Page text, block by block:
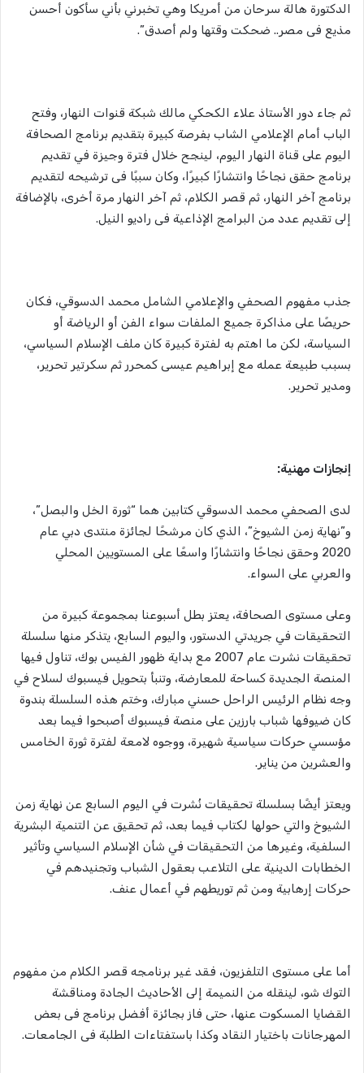
الدكتورة هالة سرحان من أمريكا وهي تخبرني بأني سأكون أحسن
مذيع فى مصر.. ضحكت وقتها ولم أصدق”.
ثم جاء دور الأستاذ علاء الكحكي مالك شبكة قنوات النهار، وفتح
الباب أمام الإعلامي الشاب بفرصة كبيرة بتقديم برنامج الصحافة
اليوم على قناة النهار اليوم، لينجح خلال فترة وجيزة في تقديم
برنامج حقق نجاحًا وانتشارًا كبيرًا، وكان سببًا فى ترشيحه لتقديم
برنامج آخر النهار، ثم قصر الكلام، ثم آخر النهار مرة أخرى، بالإضافة
إلى تقديم عدد من البرامج الإذاعية فى راديو النيل.
جذب مفهوم الصحفي والإعلامي الشامل محمد الدسوقي، فكان
حريصًا على مذاكرة جميع الملفات سواء الفن أو الرياضة أو
السياسة، لكن ما اهتم به لفترة كبيرة كان ملف الإسلام السياسي،
بسبب طبيعة عمله مع إبراهيم عيسى كمحرر ثم سكرتير تحرير،
ومدير تحرير.
إنجازات مهنية:
لدى الصحفي محمد الدسوقي كتابين هما “ثورة الخل والبصل”،
و”نهاية زمن الشيوخ”، الذي كان مرشحًا لجائزة منتدى دبي عام
2020 وحقق نجاحًا وانتشارًا واسعًا على المستويين المحلي
والعربي على السواء.
وعلى مستوى الصحافة، يعتز بطل أسبوعنا بمجموعة كبيرة من
التحقيقات في جريدتي الدستور، واليوم السابع، يتذكر منها سلسلة
تحقيقات نشرت عام 2007 مع بداية ظهور الفيس بوك، تناول فيها
المنصة الجديدة كساحة للمعارضة، وتنبأ بتحويل فيسبوك لسلاح في
وجه نظام الرئيس الراحل حسني مبارك، وختم هذه السلسلة بندوة
كان ضيوفها شباب بارزين على منصة فيسبوك أصبحوا فيما بعد
مؤسسي حركات سياسية شهيرة، ووجوه لامعة لفترة ثورة الخامس
والعشرين من يناير.
ويعتز أيضًا بسلسلة تحقيقات نُشرت في اليوم السابع عن نهاية زمن
الشيوخ والتي حولها لكتاب فيما بعد، ثم تحقيق عن التنمية البشرية
السلفية، وغيرها من التحقيقات في شأن الإسلام السياسي وتأثير
الخطابات الدينية على التلاعب بعقول الشباب وتجنيدهم في
حركات إرهابية ومن ثم توريطهم في أعمال عنف.
أما على مستوى التلفزيون، فقد غير برنامجه قصر الكلام من مفهوم
التوك شو، لينقله من النميمة إلى الأحاديث الجادة ومناقشة
القضايا المسكوت عنها، حتى فاز بجائزة أفضل برنامج فى بعض
المهرجانات باختيار النقاد وكذا باستفتاءات الطلبة فى الجامعات.